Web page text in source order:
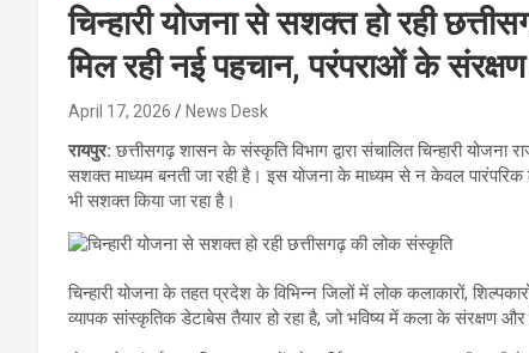
चिन्हारी योजना से सशक्त हो रही
मिल रही नई पहचान, परंपराओं के
April 17, 2026 News Desk
रायपुर:छत्तीसगढ़ शासन के संस्कृति विभाग द्वारा संचालित चिन्हारी
सशक्त माध्यम बनती जा रही है। इस योजना के माध्यम से न केवल
भी सशक्त किया जा रहा है।
चिन्हारी योजना के तहत प्रदेश के विभिन्न जिलों में लोक कलाकारों,
व्यापक सांस्कृतिक डेटाबेस तैयार हो रहा है, जो भविष्य में कला के संरक्षण और